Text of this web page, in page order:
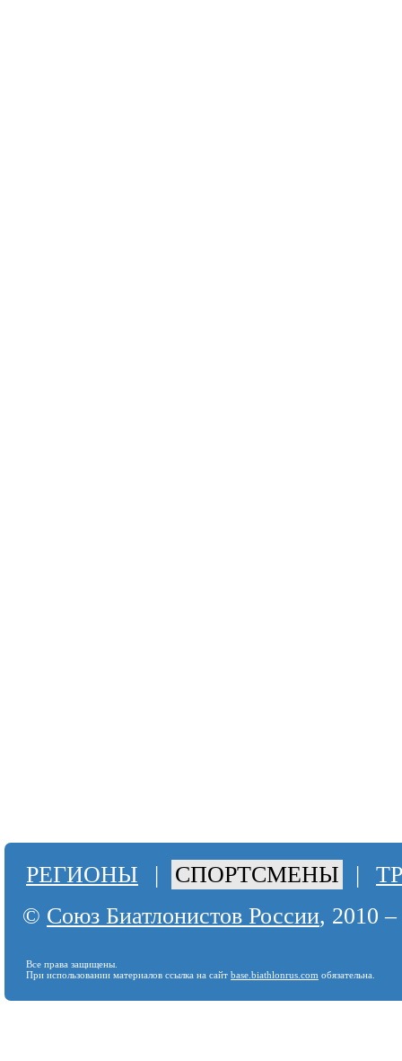
РЕГИОНЫ | СПОРТСМЕНЫ |
© Союз Биатлонистов России, 2010
Все права защищены.
При использовании материалов ссылка на сайт base.biathlonrus.com обязательна.